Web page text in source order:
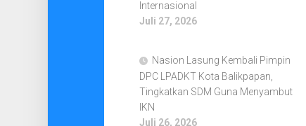
Internasional
Juli 27, 2026
Nasion Lasung Kembali Pimpin
DPC LPADKT Kota Balikpapan,
Tingkatkan SDM Guna Menyambut
IKN
Juli 26, 2026